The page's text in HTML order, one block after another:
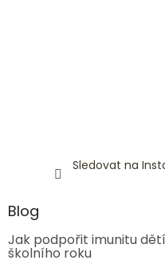
Sledovat na
Blog
Jak podpořit imunitu
školního roku